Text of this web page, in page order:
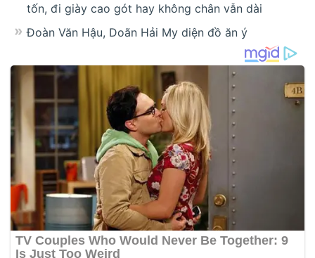
tốn, đi giày cao gót hay không chân vẫn dài
Đoàn Văn Hậu, Doãn Hải My diện đồ ăn ý